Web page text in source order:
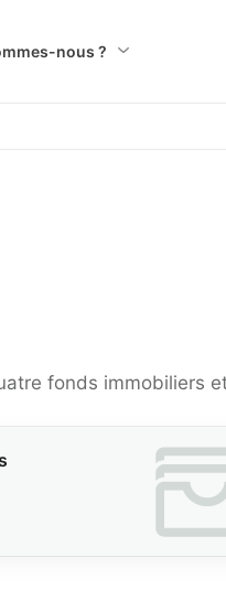
nous ?
fonds immobiliers